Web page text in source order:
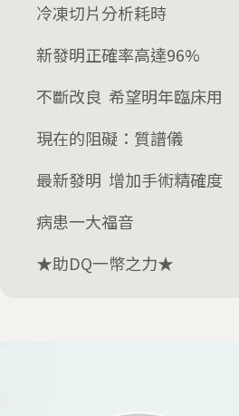
冷凍切片分析耗時
新發明正確率高達96%
不斷改良 希望明年臨床用
現在的阻礙：質譜儀
最新發明 增加手術精確度
病患一大福音
★助DQ一幣之力★